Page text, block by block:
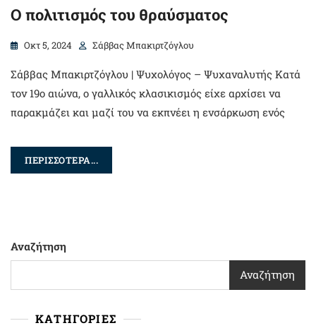
Ο πολιτισμός του θραύσματος
Οκτ 5, 2024 Σάββας Μπακιρτζόγλου
Σάββας Μπακιρτζόγλου | Ψυχολόγος – Ψυχαναλυτής Κατά
τον 19ο αιώνα, ο γαλλικός κλασικισμός είχε αρχίσει να
παρακμάζει και μαζί του να εκπνέει η ενσάρκωση ενός
ΠΕΡΙΣΣΟΤΕΡΑ...
Αναζήτηση
Αναζήτηση
ΚΑΤΗΓΟΡΙΕΣ